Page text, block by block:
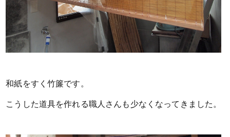
和紙をすく竹簾です。
こうした道具を作れる職人さんも少なくなってきました。